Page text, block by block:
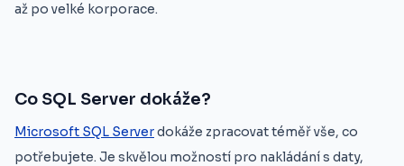
až po velké korporace.
Co SQL Server dokáže?
Microsoft SQL Serverdokáže zpracovat téměř vše, co
potřebujete. Je skvělou možností pro nakládání s daty,